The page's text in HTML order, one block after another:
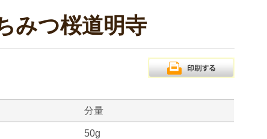
みつ桜道明寺
分量
50g